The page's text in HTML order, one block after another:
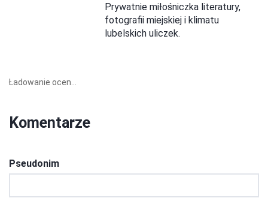
Prywatnie miłośniczka literatury,
fotografii miejskiej i klimatu
lubelskich uliczek.
Ładowanie ocen...
Komentarze
Pseudonim